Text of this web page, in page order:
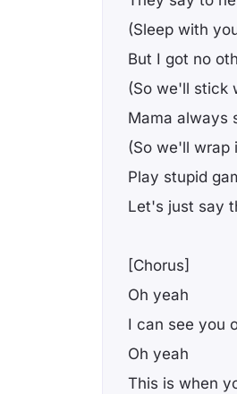
(Sleep with
But I got no
(So we'll stick
Mama always
(So we'll wrap
Play stupid
Let's just say
[Chorus]
Oh yeah
I can see you
Oh yeah
This is when